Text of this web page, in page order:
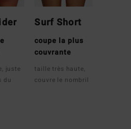
juste
du
Surf Short
coupe la plus
couvrante
taille très haute,
couvre le nombril